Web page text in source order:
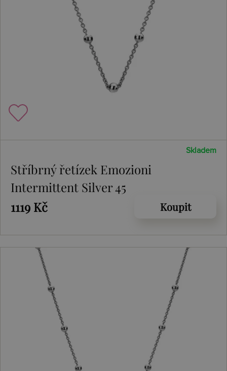
Skladem
Stříbrný řetízek Emozioni
Intermittent Silver 45
1119 Kč
Koupit